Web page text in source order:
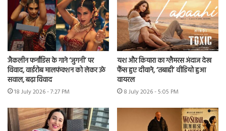
जैकलीन फर्नांडिस के गाने ‘जुगनी’ पर
विवाद, वार्डरोब मालफंक्शन को लेकर उठे
सवाल, बढ़ा विवाद
18 July 2026 - 7:27 PM
यश और कियारा का ग्लैमरस अंदाज देख
फैंस हुए दीवाने, ‘तबाही’ वीडियो हुआ
वायरल
8 July 2026 - 5:05 PM